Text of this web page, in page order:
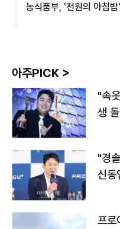
농식품부, '천원의 아침
아주PICK >
"속
생
"경
신동
프로